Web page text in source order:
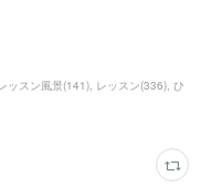
ッスン風景(141) レッスン(336) ひ